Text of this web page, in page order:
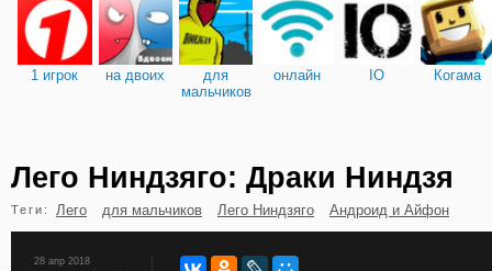
1 игрок на двоих
для
мальчиков
онлайн IO Когама
бильярд карты
Лего Ниндзяго: Драки Ниндзя
Теги: Лего для мальчиков Лего Ниндзяго Андроид и Айфон
28 апр 2018